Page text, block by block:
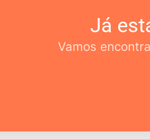
Já
Vamos